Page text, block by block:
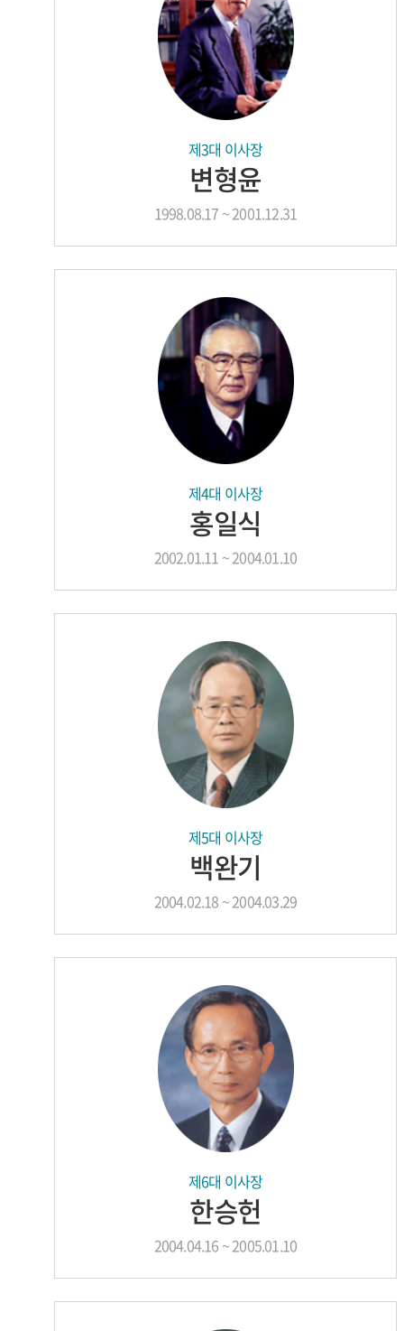
제3대 이사장
변형윤
1998.08.17 ~ 2001.12.31
제4대 이사장
홍일식
2002.01.11 ~ 2004.01.10
제5대 이사장
백완기
2004.02.18 ~ 2004.03.29
제6대 이사장
한승헌
2004.04.16 ~ 2005.01.10